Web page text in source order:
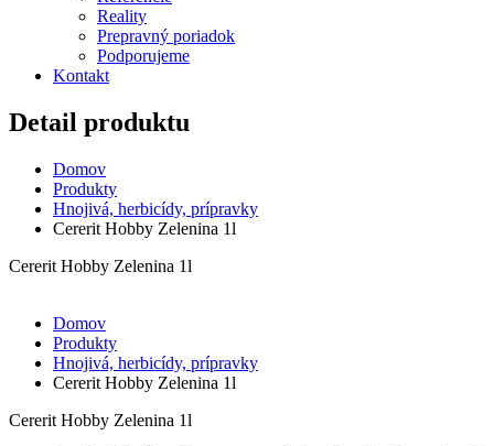
Reality
Prepravný poriadok
Podporujeme
Kontakt
Detail produktu
Domov
Produkty
Hnojivá, herbicídy, prípravky
Cererit Hobby Zelenina 1l
Cererit Hobby Zelenina 1l
Domov
Produkty
Hnojivá, herbicídy, prípravky
Cererit Hobby Zelenina 1l
Cererit Hobby Zelenina 1l